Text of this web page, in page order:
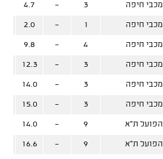
מכבי חיפה 3
-
4.7
מכבי חיפה 1
-
2.0
מכבי חיפה 4
-
9.8
מכבי חיפה 3
-
12.3
מכבי חיפה 3
-
14.0
מכבי חיפה 3
-
15.0
הפועל ת"א 9
-
14.0
הפועל ת"א 9
-
16.6